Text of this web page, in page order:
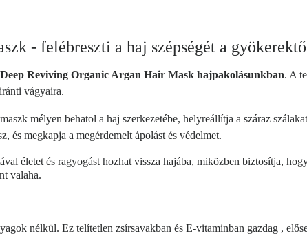
- felébreszti a haj szépségét a
Reviving Organic Argan Hair Mask hajpakolásunkban. A
vágyaira.
mélyen behatol a haj szerkezetébe, helyreállítja a száraz
és megkapja a megérdemelt ápolást és védelmet.
életet és ragyogást hozhat vissza hajába, miközben biztosítja,
valaha.
nélkül. Ez telítetlen zsírsavakban és E-vitaminban gazdag ,